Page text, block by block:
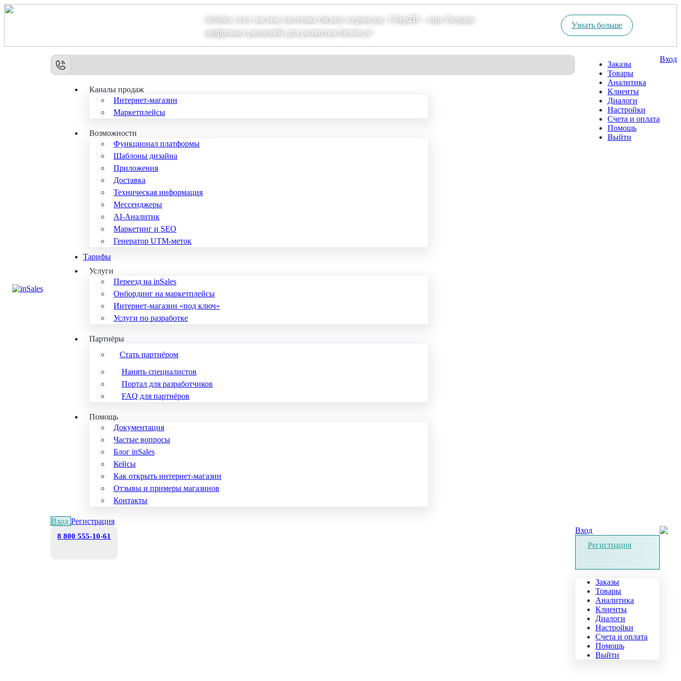
inSales стал частью системы бизнес-сервисов. Сбер2В – еще больше
цифровых решений для развития бизнеса!
Узнать больше
Каналы продаж
Интернет-магазин
Маркетплейсы
Возможности
Функционал платформы
Шаблоны дизайна
Приложения
Доставка
Техническая информация
Мессенджеры
AI-Аналитик
Маркетинг и SEO
Генератор UTM-меток
Тарифы
Услуги
Переезд на inSales
Онбординг на маркетплейсы
Интернет-магазин «под ключ»
Услуги по разработке
Партнёры
Стать партнёром
Нанять специалистов
Портал для разработчиков
FAQ для партнёров
Помощь
Документация
Частые вопросы
Блог inSales
Кейсы
Как открыть интернет-магазин
Отзывы и примеры магазинов
Контакты
Вход Регистрация
Заказы
Товары
Аналитика
Клиенты
Диалоги
Настройки
Счета и оплата
Помощь
Выйти
Вход
8 800 555-10-61
Вход
Регистрация
Заказы
Товары
Аналитика
Клиенты
Диалоги
Настройки
Счета и оплата
Помощь
Выйти